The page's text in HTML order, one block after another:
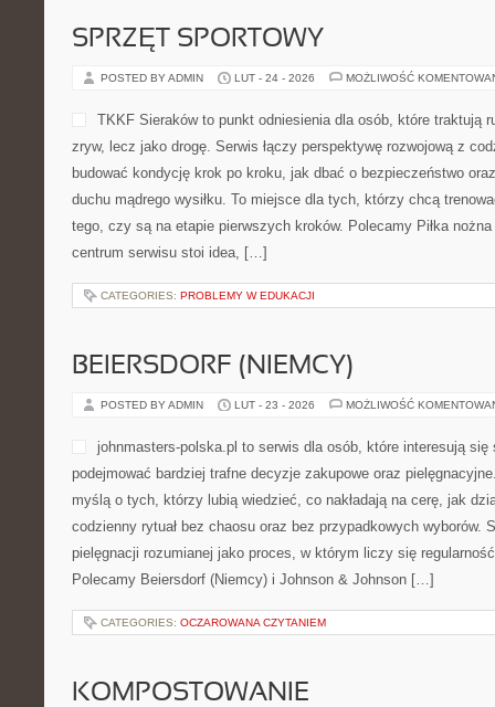
SPRZĘT SPORTOWY
POSTED BY ADMIN LUT - 24 - 2026 MOŻLIWOŚĆ
TKKF Sieraków to punkt odniesienia dla osób, które traktują
zryw, lecz jako drogę. Serwis łączy perspektywę rozwojową z
budować kondycję krok po kroku, jak dbać o bezpieczeństwo
duchu mądrego wysiłku. To miejsce dla tych, którzy chcą
tego, czy są na etapie pierwszych kroków. Polecamy Piłka
centrum serwisu stoi idea, […]
CATEGORIES: PROBLEMY W EDUKACJI
BEIERSDORF (NIEMCY)
POSTED BY ADMIN LUT - 23 - 2026 MOŻLIWOŚĆ
johnmasters-polska.pl to serwis dla osób, które interesują
podejmować bardziej trafne decyzje zakupowe oraz
myślą o tych, którzy lubią wiedzieć, co nakładają na cerę, jak
codzienny rytuał bez chaosu oraz bez przypadkowych wyborów.
pielęgnacji rozumianej jako proces, w którym liczy się
Polecamy Beiersdorf (Niemcy) i Johnson & Johnson […]
CATEGORIES: OCZAROWANA CZYTANIEM
KOMPOSTOWANIE